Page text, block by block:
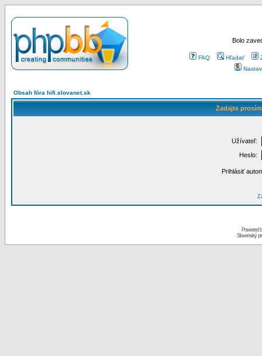
Bolo
FAQ Hľadať
Obsah fóra hifi.slovanet.sk
Zadajte
Užívateľ:
Heslo:
Prihlásiť
Powered
Slovenský